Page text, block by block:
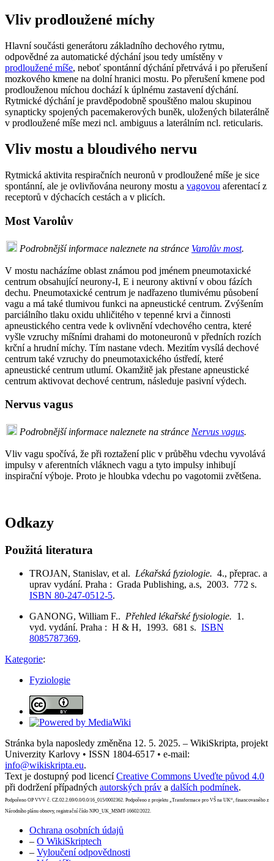
Vliv prodloužené míchy
Hlavní součásti generátoru základního dechového rytmu,
odpovědné za automatické dýchání jsou tedy umístěny v
prodloužené míše, neboť spontánní dýchání přetrvává i po přerušení
mozkového kmene na dolní hranici mostu. Po přerušení kmene pod
prodlouženou míchou dochází k úplnému zastavení dýchání.
Rytmické dýchání je pravděpodobně spouštěno malou skupinou
synapticky spojených pacemakerových buněk, uložených bilaterálně
v prodloužené míše mezi ncl. ambiguus a laterálním ncl. reticularis.
Vliv mostu a bloudivého nervu
Rytmická aktivita respiračních neuronů v prodloužené míše je sice
spontánní, ale je ovlivňována neurony mostu a vagovou aferentací z
receptorů v dýchacích cestách a v plicích.
Most Varolův
Podrobnější informace naleznete na stránce Varolův most.
V mostu nacházíme oblast známou pod jménem pneumotaxické
centrum obsahující neurony-I, E i neurony aktivní v obou fázích
dechu. Pneumotaxické centrum je nadřazeno tlumivému působení
vagu a má také tlumivou funkci na apneustické centrum. Zvýšením
parciálního tlaku oxidu uhličitého v tepenné krvi a činnosti
apneustického centra vede k ovlivnění vdechového centra, které
vyšle vzruchy míšními drahami do motoneuronů v předních rozích
krční a hrudní míchy. Tím nastane vdech. Mezitím vysílá dechové
centrum také vzruchy do pneumotaxického ústředí, které
apneustické centrum utlumí. Okamžitě jak přestane apneustické
centrum aktivovat dechové centrum, následuje pasivní výdech.
Nervus vagus
Podrobnější informace naleznete na stránce Nervus vagus.
Vliv vagu spočívá, že při roztažení plic v průběhu vdechu vyvolává
impulsy v aferentních vláknech vagu a tyto impulsy inhibují
inspirační výboje. Proto je hloubka vdechu po vagotomii zvětšena.
Odkazy
Použitá literatura
TROJAN, Stanislav, et al. Lékařská fyziologie. 4., přeprac. a
uprav vydání. Praha : Grada Publishing, a.s, 2003. 772 s.
ISBN 80-247-0512-5.
GANONG, William F.. Přehled lékařské fysiologie. 1.
vyd. vydání. Praha : H & H, 1993. 681 s. ISBN
8085787369.
Kategorie:
Fyziologie
Stránka byla naposledy změněna 12. 5. 2025. – WikiSkripta, projekt
Univerzity Karlovy • ISSN 1804-6517 • e-mail:
info@wikiskripta.eu.
Text je dostupný pod licencí Creative Commons Uveďte původ 4.0
při dodržení případných autorských práv a dalších podmínek.
Podpořeno OP VVV č. CZ.02.2.69/0.0/0.0/16_015/0002362. Podpořeno z projektu „Transformace pro VŠ na UK“, financovaného z
Národního plánu obnovy, registrační číslo NPO_UK_MSMT-16602/2022.
Ochrana osobních údajů
– O WikiSkriptech
– Vyloučení odpovědnosti